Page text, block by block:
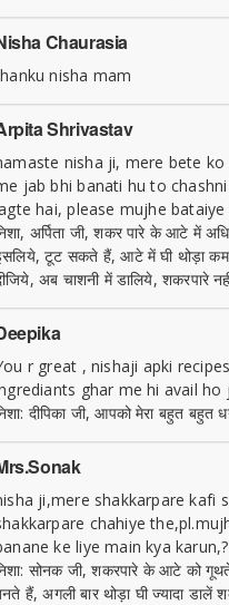
Chaurasia
nisha mam
Shrivastav
nisha ji, mere bete
jab bhi banati hu to
hai, please mujhe
अर्पिता जी, शकर पारे के आटे में
टूट सकते हैं, आटे में घी थोड़ा कम
अब चाशनी में डालिये, शकरपारे
r great , nishaji apki
ghar me hi avail
दीपिका जी, आपको मेरा बहुत बहुत
ji,mere shakkarpare kafi
chahiye
ke liye main kya
सोनक जी, शकरपारे के आटे को
हैं, अगली बार थोड़ा घी ज्यादा डालें